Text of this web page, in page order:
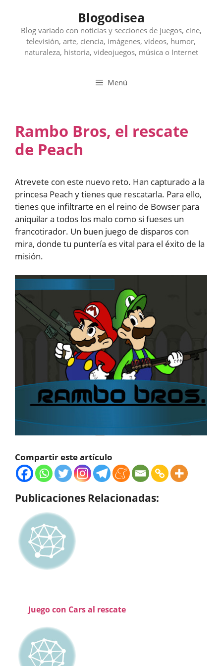
contenido
Blogodisea
Blog variado con noticias y secciones de juegos, cine,
televisión, arte, ciencia, imágenes, videos, humor,
naturaleza, historia, videojuegos, música o Internet
Menú
Rambo Bros, el rescate
de Peach
Atrevete con este nuevo reto. Han capturado a la
princesa Peach y tienes que rescatarla. Para ello,
tienes que infiltrarte en el reino de Bowser para
aniquilar a todos los malo como si fueses un
francotirador. Un buen juego de disparos con
mira, donde tu puntería es vital para el éxito de la
misión.
Compartir este artículo
Publicaciones Relacionadas:
Juego con Cars al rescate